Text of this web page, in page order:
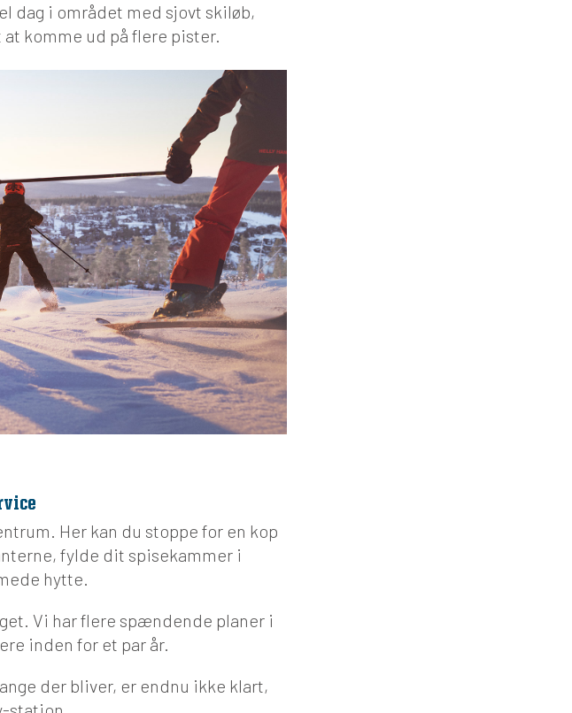
dag i området med sjovt skiløb,
komme ud på flere pister.
Her kan du stoppe for en kop
fylde dit spisekammer i
hytte.
Vi har flere spændende planer i
inden for et par år.
der bliver, er endnu ikke klart,